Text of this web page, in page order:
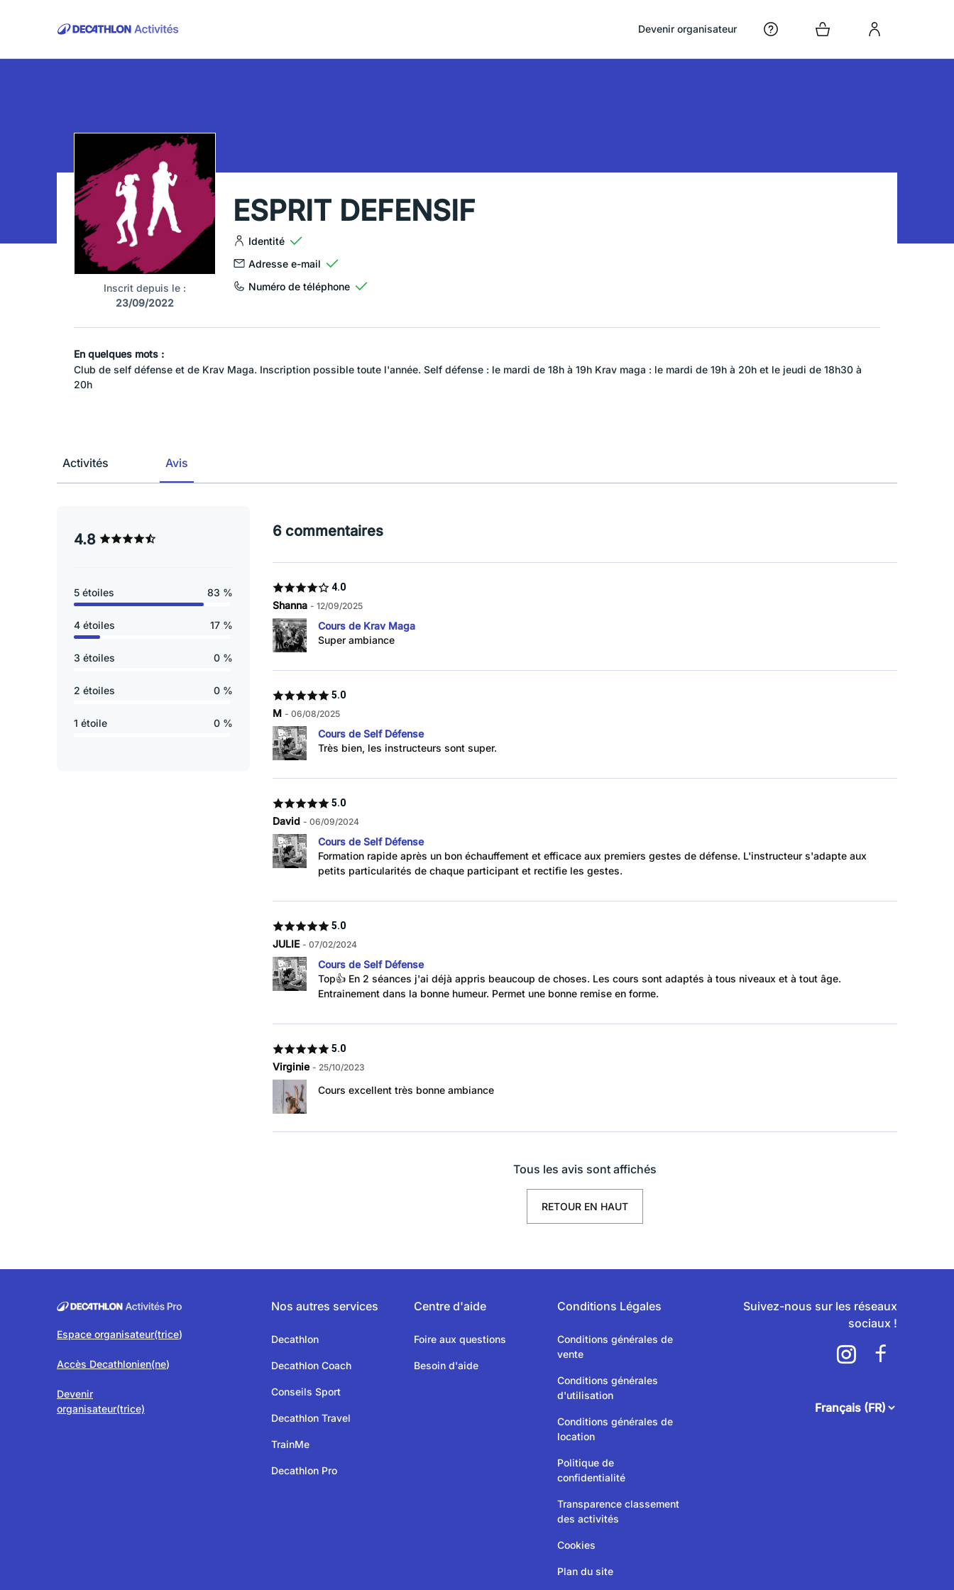
Devenir organisateur
Inscrit depuis le :
23/09/2022
ESPRIT DEFENSIF
Identité
Adresse e-mail
Numéro de téléphone
En quelques mots :
Club de self défense et de Krav Maga. Inscription possible toute l'année. Self défense : le mardi de 18h à 19h Krav maga : le mardi de 19h à 20h et le jeudi de 18h30 à
20h
Activités Avis
4.8
5 étoiles 83 %
4 étoiles 17 %
3 étoiles 0 %
2 étoiles 0 %
1 étoile 0 %
6 commentaires
4.0
Shanna - 12/09/2025
Cours de Krav Maga
Super ambiance
5.0
M - 06/08/2025
Cours de Self Défense
Très bien, les instructeurs sont super.
5.0
David - 06/09/2024
Cours de Self Défense
Formation rapide après un bon échauffement et efficace aux premiers gestes de défense. L'instructeur s'adapte aux
petits particularités de chaque participant et rectifie les gestes.
5.0
JULIE - 07/02/2024
Cours de Self Défense
Top👍 En 2 séances j'ai déjà appris beaucoup de choses. Les cours sont adaptés à tous niveaux et à tout âge.
Entrainement dans la bonne humeur. Permet une bonne remise en forme.
5.0
Virginie - 25/10/2023
Cours excellent très bonne ambiance
Tous les avis sont affichés
RETOUR EN HAUT
Espace organisateur(trice)
Accès Decathlonien(ne)
Devenir
organisateur(trice)
Nos autres services
Decathlon
Decathlon Coach
Conseils Sport
Decathlon Travel
TrainMe
Decathlon Pro
Centre d'aide
Foire aux questions
Besoin d'aide
Conditions Légales
Conditions générales de
vente
Conditions générales
d'utilisation
Conditions générales de
location
Politique de
confidentialité
Transparence classement
des activités
Cookies
Plan du site
Suivez-nous sur les réseaux
sociaux !